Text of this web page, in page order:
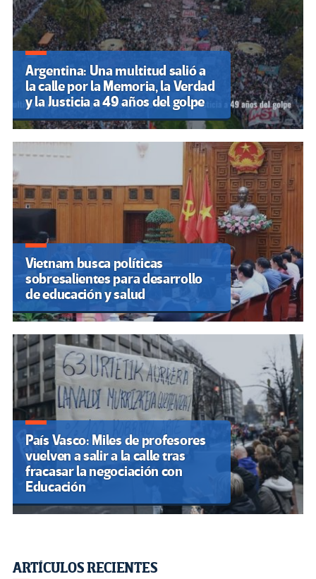
Argentina: Una multitud salió a
la calle por la Memoria, la Verdad
y la Justicia a 49 años del golpe
Vietnam busca políticas
sobresalientes para desarrollo
de educación y salud
País Vasco: Miles de profesores
vuelven a salir a la calle tras
fracasar la negociación con
Educación
ARTÍCULOS RECIENTES